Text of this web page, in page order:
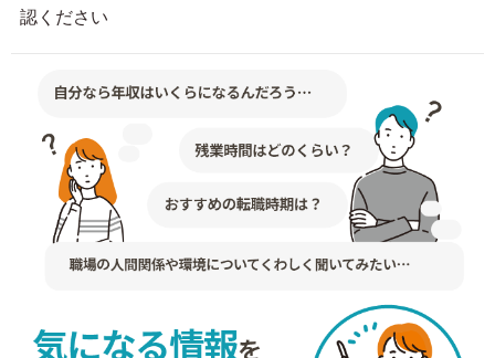
認ください